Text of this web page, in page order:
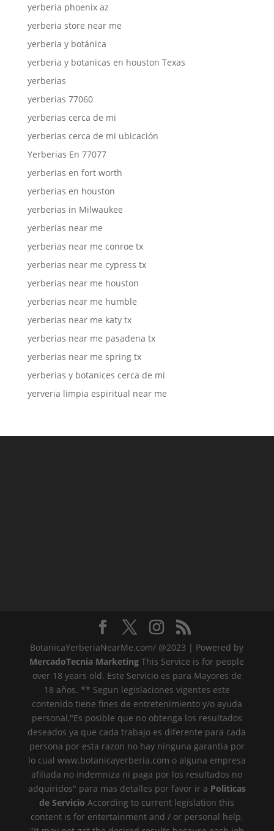
yerberia phoenix az
yerberia store near me
yerberia y botánica
yerberia y botanicas en houston Texas
yerberias
yerberias 77060
yerberias cerca de mi
yerberias cerca de mi ubicación
Yerberias En 77077
yerberias en fort worth
yerberias en houston
yerberias in Milwaukee
yerberias near me
yerberias near me conroe tx
yerberias near me cypress tx
yerberias near me houston
yerberias near me humble
yerberias near me katy tx
yerberias near me pasadena tx
yerberias near me spring tx
yerberias y botanices cerca de mi
yerveria limpia espiritual near me
BotanicaYerberiaNearMe.com/ @2023 | Powered by
MercadoTecnia MarketingThis Service is for people
over 18 years old. Este Servicio es para Mayores de
18 años. ** Segun legislaciones vigentes este
contenido tiene fines de entretenimiento y/o ayuda
personal,"Es posible que no obtenga los resultados
deseados ya que cada trabajo es diferente para cada
persona por esta razon no hay ninguna garantia por
lo cual www.botanicayerberia.com o alguna empresa
afiliada no indemniza ni paga por los resultados no
adquiridos" para mas detalles por favor ir a Politicas
de Servicio According to current legislation this
content is for entertainment and / or personal help,